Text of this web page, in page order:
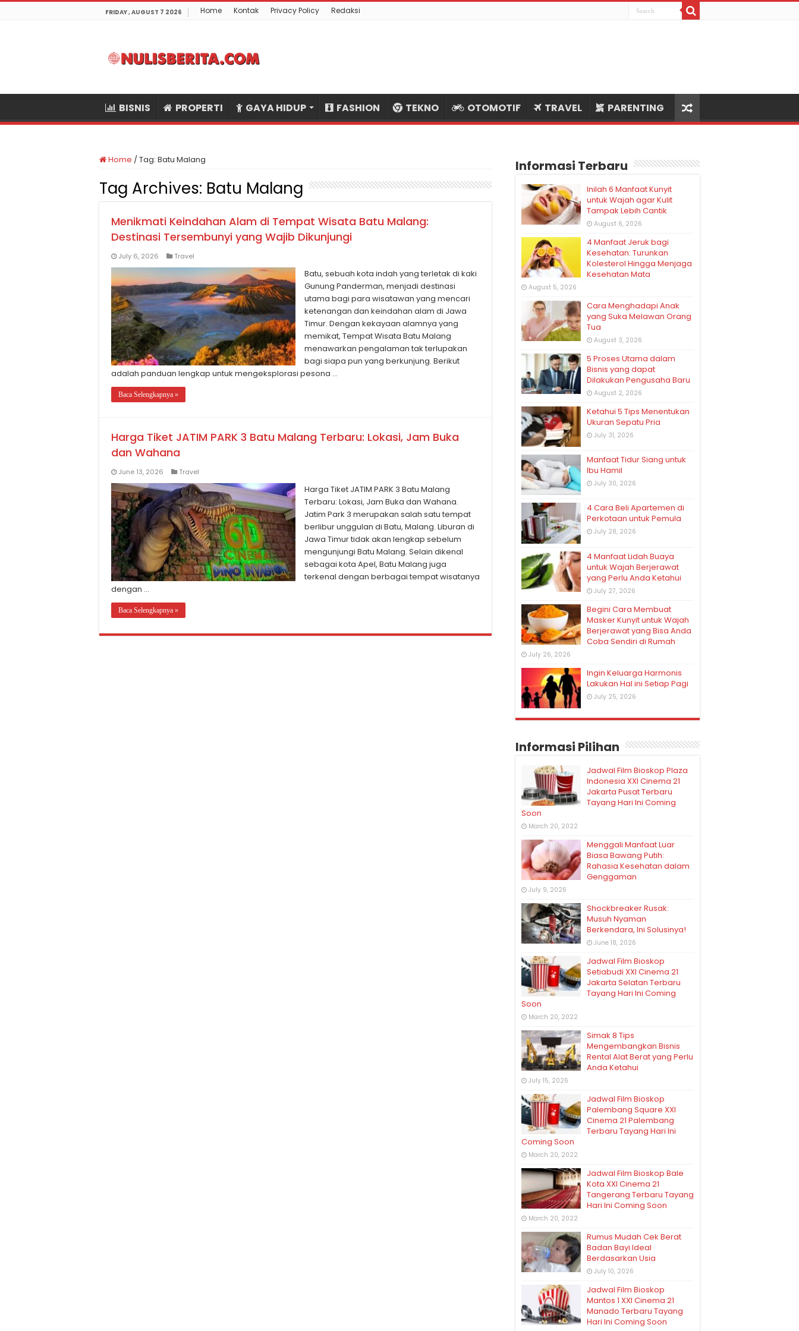
FRIDAY , AUGUST 7 2026 Home Kontak Privacy Policy Redaksi
BISNIS PROPERTI GAYA HIDUP FASHION TEKNO OTOMOTIF TRAVEL PARENTING
Home /Tag: Batu Malang
Tag Archives: Batu Malang
Menikmati Keindahan Alam di Tempat Wisata Batu Malang:
Destinasi Tersembunyi yang Wajib Dikunjungi
July 6, 2026 Travel
Batu, sebuah kota indah yang terletak di kaki
Gunung Panderman, menjadi destinasi
utama bagi para wisatawan yang mencari
ketenangan dan keindahan alam di Jawa
Timur. Dengan kekayaan alamnya yang
memikat, Tempat Wisata Batu Malang
menawarkan pengalaman tak terlupakan
bagi siapa pun yang berkunjung. Berikut
adalah panduan lengkap untuk mengeksplorasi pesona …
Baca Selengkapnya »
Harga Tiket JATIM PARK 3 Batu Malang Terbaru: Lokasi, Jam Buka
dan Wahana
June 13, 2026 Travel
Harga Tiket JATIM PARK 3 Batu Malang
Terbaru: Lokasi, Jam Buka dan Wahana.
Jatim Park 3 merupakan salah satu tempat
berlibur unggulan di Batu, Malang. Liburan di
Jawa Timur tidak akan lengkap sebelum
mengunjungi Batu Malang. Selain dikenal
sebagai kota Apel, Batu Malang juga
terkenal dengan berbagai tempat wisatanya
dengan …
Baca Selengkapnya »
Informasi Terbaru
Inilah 6 Manfaat Kunyit
untuk Wajah agar Kulit
Tampak Lebih Cantik
August 6, 2026
4 Manfaat Jeruk bagi
Kesehatan: Turunkan
Kolesterol Hingga Menjaga
Kesehatan Mata
August 5, 2026
Cara Menghadapi Anak
yang Suka Melawan Orang
Tua
August 3, 2026
5 Proses Utama dalam
Bisnis yang dapat
Dilakukan Pengusaha Baru
August 2, 2026
Ketahui 5 Tips Menentukan
Ukuran Sepatu Pria
July 31, 2026
Manfaat Tidur Siang untuk
Ibu Hamil
July 30, 2026
4 Cara Beli Apartemen di
Perkotaan untuk Pemula
July 28, 2026
4 Manfaat Lidah Buaya
untuk Wajah Berjerawat
yang Perlu Anda Ketahui
July 27, 2026
Begini Cara Membuat
Masker Kunyit untuk Wajah
Berjerawat yang Bisa Anda
Coba Sendiri di Rumah
July 26, 2026
Ingin Keluarga Harmonis
Lakukan Hal ini Setiap Pagi
July 25, 2026
Informasi Pilihan
Jadwal Film Bioskop Plaza
Indonesia XXI Cinema 21
Jakarta Pusat Terbaru
Tayang Hari Ini Coming
Soon
March 20, 2022
Menggali Manfaat Luar
Biasa Bawang Putih:
Rahasia Kesehatan dalam
Genggaman
July 9, 2026
Shockbreaker Rusak:
Musuh Nyaman
Berkendara, Ini Solusinya!
June 18, 2026
Jadwal Film Bioskop
Setiabudi XXI Cinema 21
Jakarta Selatan Terbaru
Tayang Hari Ini Coming
Soon
March 20, 2022
Simak 8 Tips
Mengembangkan Bisnis
Rental Alat Berat yang Perlu
Anda Ketahui
July 15, 2026
Jadwal Film Bioskop
Palembang Square XXI
Cinema 21 Palembang
Terbaru Tayang Hari Ini
Coming Soon
March 20, 2022
Jadwal Film Bioskop Bale
Kota XXI Cinema 21
Tangerang Terbaru Tayang
Hari Ini Coming Soon
March 20, 2022
Rumus Mudah Cek Berat
Badan Bayi Ideal
Berdasarkan Usia
July 10, 2026
Jadwal Film Bioskop
Mantos 1 XXI Cinema 21
Manado Terbaru Tayang
Hari Ini Coming Soon